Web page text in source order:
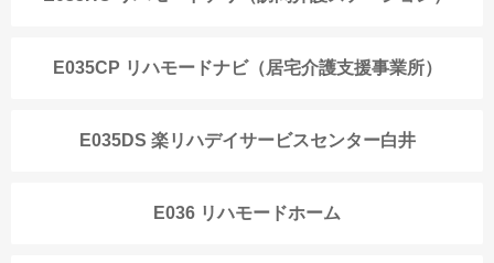
E035CP リハモードナビ（居宅介護支援事業所）
E035DS 楽リハデイサービスセンター白井
E036 リハモードホーム